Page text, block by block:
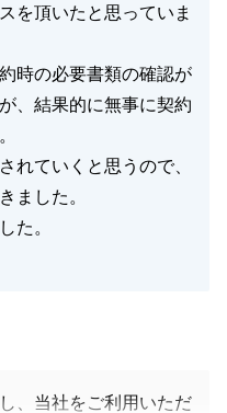
を頂いたと思っていま
時の必要書類の確認が
、結果的に無事に契約
れていくと思うので、
ました。
た。
、当社をご利用いただ